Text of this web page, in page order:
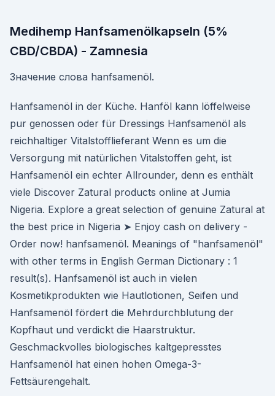
Medihemp Hanfsamenölkapseln (5%
CBD/CBDA) - Zamnesia
Значение слова hanfsamenöl.
Hanfsamenöl in der Küche. Hanföl kann löffelweise
pur genossen oder für Dressings Hanfsamenöl als
reichhaltiger Vitalstofflieferant Wenn es um die
Versorgung mit natürlichen Vitalstoffen geht, ist
Hanfsamenöl ein echter Allrounder, denn es enthält
viele Discover Zatural products online at Jumia
Nigeria. Explore a great selection of genuine Zatural at
the best price in Nigeria ➤ Enjoy cash on delivery -
Order now! hanfsamenöl. Meanings of "hanfsamenöl"
with other terms in English German Dictionary : 1
result(s). Hanfsamenöl ist auch in vielen
Kosmetikprodukten wie Hautlotionen, Seifen und
Hanfsamenöl fördert die Mehrdurchblutung der
Kopfhaut und verdickt die Haarstruktur.
Geschmackvolles biologisches kaltgepresstes
Hanfsamenöl hat einen hohen Omega-3-
Fettsäurengehalt.